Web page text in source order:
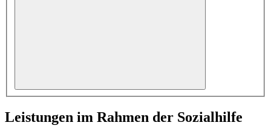
Leistungen im Rahmen der Sozialhilfe